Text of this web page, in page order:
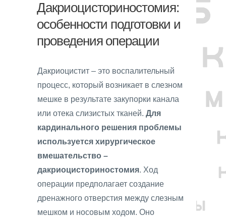
Дакриоцисториностомия:
особенности подготовки и
проведения операции
Дакриоцистит – это воспалительный
процесс, который возникает в слезном
мешке в результате закупорки канала
или отека слизистых тканей. Для
кардинального решения проблемы
используется хирургическое
вмешательство –
дакриоцисториностомия. Ход
операции предполагает создание
дренажного отверстия между слезным
мешком и носовым ходом. Оно